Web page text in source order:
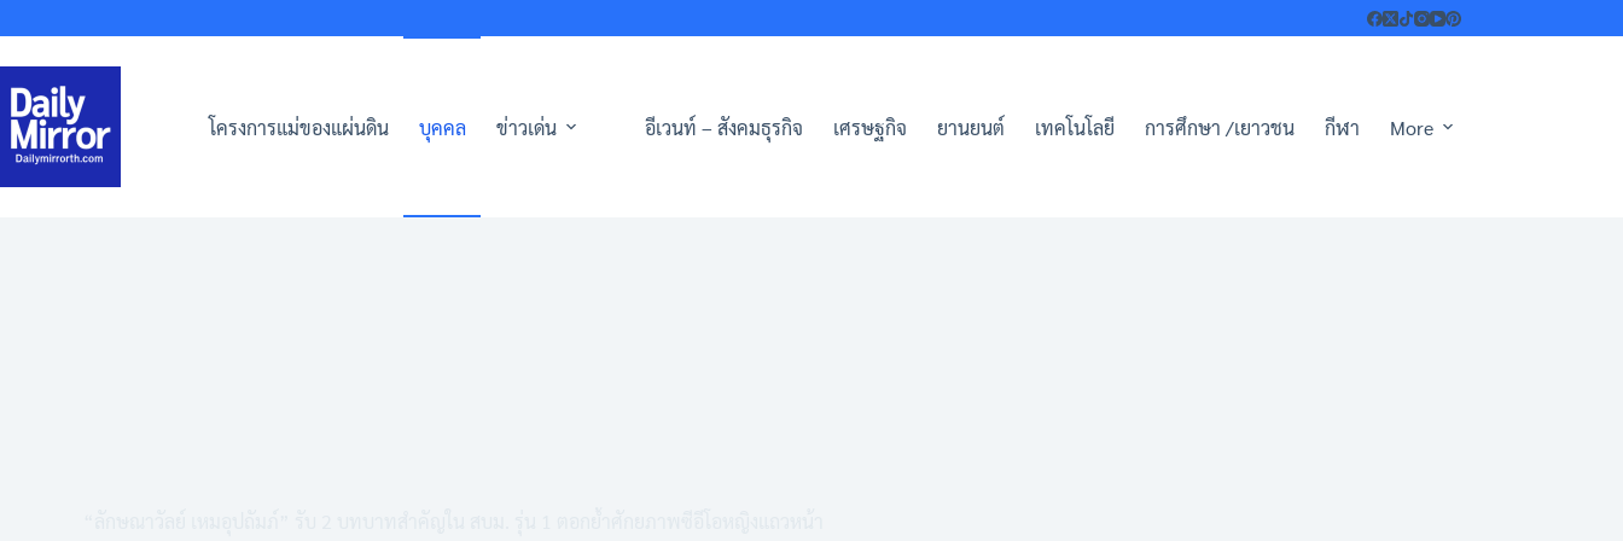
to
content
โครงการแม่ของแผ่นดิน บุคคล ข่าวเด่น อีเวนท์ – สังคมธุรกิจ เศรษฐกิจ ยานยนต์ เทคโนโลยี การศึกษา /เยาวชน กีฬา More